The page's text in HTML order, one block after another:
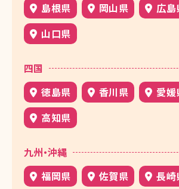
島根県
岡山県
広島
山口県
四国
徳島県
香川県
愛媛
高知県
九州・沖縄
福岡県
佐賀県
長崎